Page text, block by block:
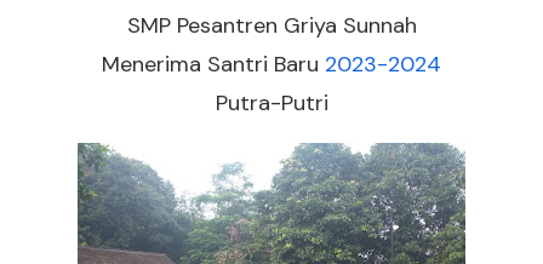
SMP Pesantren Griya Sunnah
Menerima Santri Baru 2023-2024
Putra-Putri